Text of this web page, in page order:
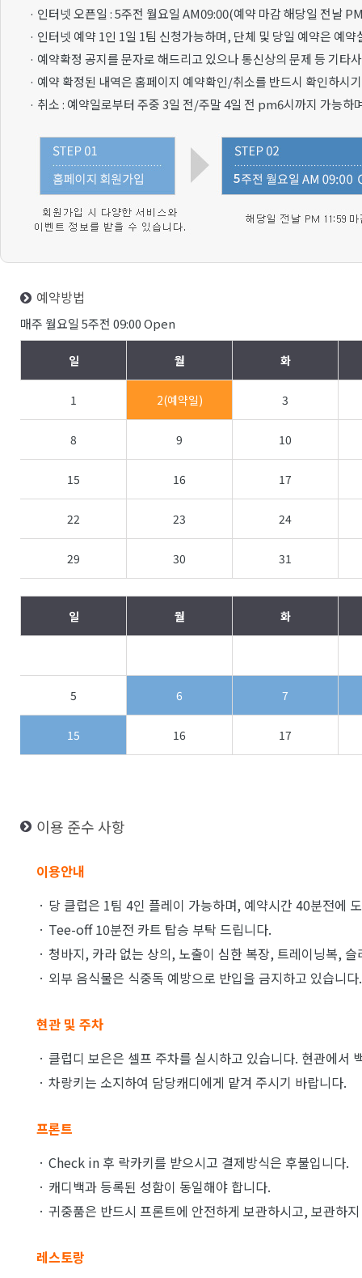
· 인터넷 오픈일 : 5주전 월요일 AM09:00(예약 마감 해당일 전날
· 인터넷 예약 1인 1일 1팀 신청가능하며, 단체 및 당일 예약은 예약
· 예약확정 공지를 문자로 해드리고 있으나 통신상의 문제 등 기
· 예약 확정된 내역은 홈페이지 예약확인/취소를 반드시 확인하시
· 취소 : 예약일로부터 주중 3일 전/주말 4일 전 pm6시까지 가능하
예약방법
매주 월요일 5주전 09:00 Open
일 월 화
1 2(예약일) 3
8 9 10
15 16 17
22 23 24
29 30 31
일 월 화
5 6 7
15 16 17
이용 준수 사항
이용안내
· 당 클럽은 1팀 4인 플레이 가능하며, 예약시간 40분전에
· Tee-off 10분전 카트 탑승 부탁 드립니다.
· 청바지, 카라 없는 상의, 노출이 심한 복장, 트레이닝복,
· 외부 음식물은 식중독 예방으로 반입을 금지하고 있습니다.
현관 및 주차
· 클럽디 보은은 셀프 주차를 실시하고 있습니다. 현관에
· 차랑키는 소지하여 담당캐디에게 맡겨 주시기 바랍니다.
프론트
· Check in 후 락카키를 받으시고 결제방식은 후불입니다.
· 캐디백과 등록된 성함이 동일해야 합니다.
· 귀중품은 반드시 프론트에 안전하게 보관하시고, 보관하
레스토랑